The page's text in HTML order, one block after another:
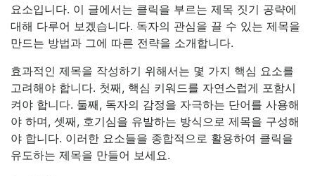
요소입니다. 이 글에서는 클릭을 부르는 제목 짓기 공략에
대해 다루어 보겠습니다. 독자의 관심을 끌 수 있는 제목을
만드는 방법과 그에 따른 전략을 소개합니다.
효과적인 제목을 작성하기 위해서는 몇 가지 핵심 요소를
고려해야 합니다. 첫째, 핵심 키워드를 자연스럽게 포함시
켜야 합니다. 둘째, 독자의 감정을 자극하는 단어를 사용해
야 하며, 셋째, 호기심을 유발하는 방식으로 제목을 구성해
야 합니다. 이러한 요소들을 종합적으로 활용하여 클릭을
유도하는 제목을 만들어 보세요.